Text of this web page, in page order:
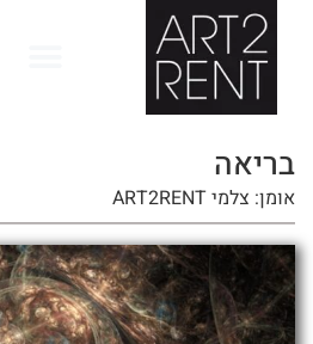
בריאה
אומן: צלמי ART2RENT